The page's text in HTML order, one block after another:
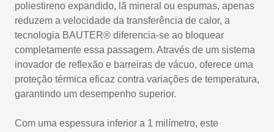
poliestireno expandido, lã mineral ou espumas, apenas
reduzem a velocidade da transferência de calor, a
tecnologia BAUTER® diferencia-se ao bloquear
completamente essa passagem. Através de um sistema
inovador de reflexão e barreiras de vácuo, oferece uma
proteção térmica eficaz contra variações de temperatura,
garantindo um desempenho superior.
Com uma espessura inferior a 1 milímetro, este